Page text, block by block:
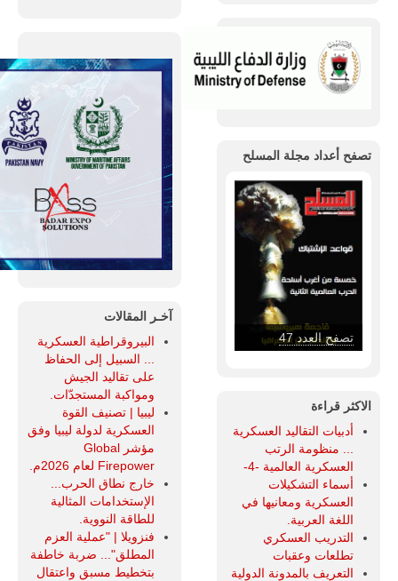
تصفح أعداد مجلة المسلح
تصفح العدد 46
الاكثر قراءة
أدبيات التقاليد العسكرية
... منظومة الرتب
العسكرية العالمية -4-
أسماء التشكيلات
العسكرية ومعانيها في
اللغة العربية.
التدريب العسكري
تطلعات وعقبات
التعريف بالمدونة الدولية
آخـر المقالات
البيروقراطية العسكرية
... السبيل إلى الحفاظ
على تقاليد الجيش
ومواكبة المستجدّات.
ليبيا | تصنيف القوة
العسكرية لدولة ليبيا وفق
مؤشر Global
Firepower لعام 2026م.
خارج نطاق الحرب...
الإستخدامات المثالية
للطاقة النووية.
فنزويلا | "عملية العزم
المطلق"... ضربة خاطفة
بتخطيط مسبق واعتقال